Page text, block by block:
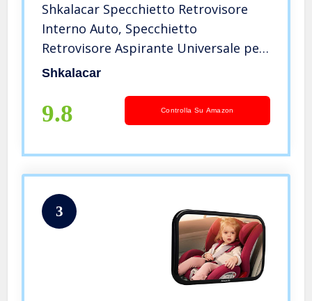
Shkalacar Specchietto Retrovisore
Interno Auto, Specchietto
Retrovisore Aspirante Universale per
Auto, 200 * 60mm
Shkalacar
9.8 Controlla Su Amazon
3